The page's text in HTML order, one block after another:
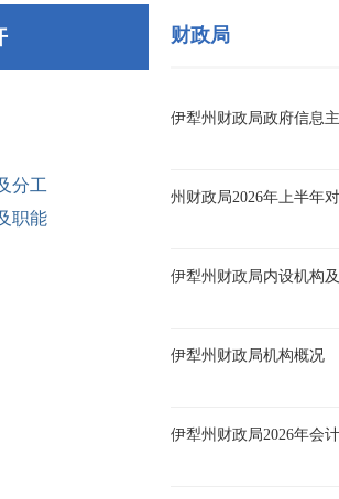
分工
职能
财政局
伊犁州财政局政府信息
州财政局2026年上半年
伊犁州财政局内设机构
伊犁州财政局机构概况
伊犁州财政局2026年会